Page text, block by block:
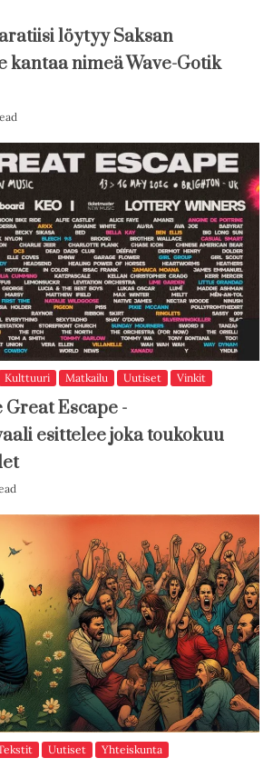
löytyy Saksan
kantaa nimeä Wave-Gotik
Kulttuuri Matkailu Uutiset Vinkit
Escape -
esittelee joka toukokuu
Uutiset Yhteiskunta